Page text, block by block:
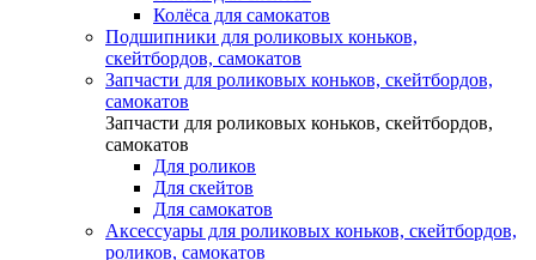
Колёса для самокатов
Подшипники для роликовых коньков,
скейтбордов, самокатов
Запчасти для роликовых коньков, скейтбордов,
самокатов
Запчасти для роликовых коньков, скейтбордов,
самокатов
Для роликов
Для скейтов
Для самокатов
Аксессуары для роликовых коньков, скейтбордов,
роликов, самокатов